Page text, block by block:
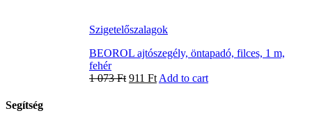
Szigetelőszalagok
BEOROL ajtószegély, öntapadó, filces, 1 m,
fehér
1 073Ft 911 Ft Add to cart
Segítség